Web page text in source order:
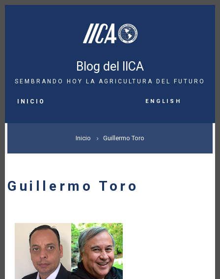
Pasar
Blog del IICA
SEMBRANDO HOY LA AGRICULTURA DEL FUTURO
NAVIGATION
INICIO English
SOBRESCRIBIR
ENLACES
AYUDA
NAVEGACIÓN
Inicio Guillermo Toro
Guillermo Toro